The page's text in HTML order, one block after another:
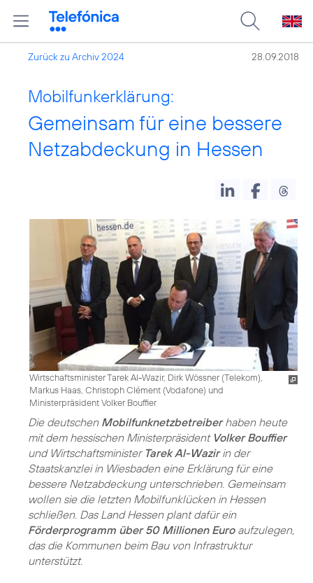
Zurück zu Archiv 2024 28.09.2018
Mobilfunkerklärung:
Gemeinsam für eine bessere
Netzabdeckung in Hessen
Wirtschaftsminister Tarek Al-Wazir, Dirk Wössner (Telekom),
Markus Haas, Christoph Clément (Vodafone) und
Ministerpräsident Volker Bouffier
Die deutschen Mobilfunknetzbetreiberhaben heute
mit dem hessischen Ministerpräsident Volker Bouffier
und Wirtschaftsminister Tarek Al-Wazirin der
Staatskanzlei in Wiesbaden eine Erklärung für eine
bessere Netzabdeckung unterschrieben. Gemeinsam
wollen sie die letzten Mobilfunklücken in Hessen
schließen. Das Land Hessen plant dafür ein
Förderprogramm über 50 Millionen Euroaufzulegen,
das die Kommunen beim Bau von Infrastruktur
unterstützt.